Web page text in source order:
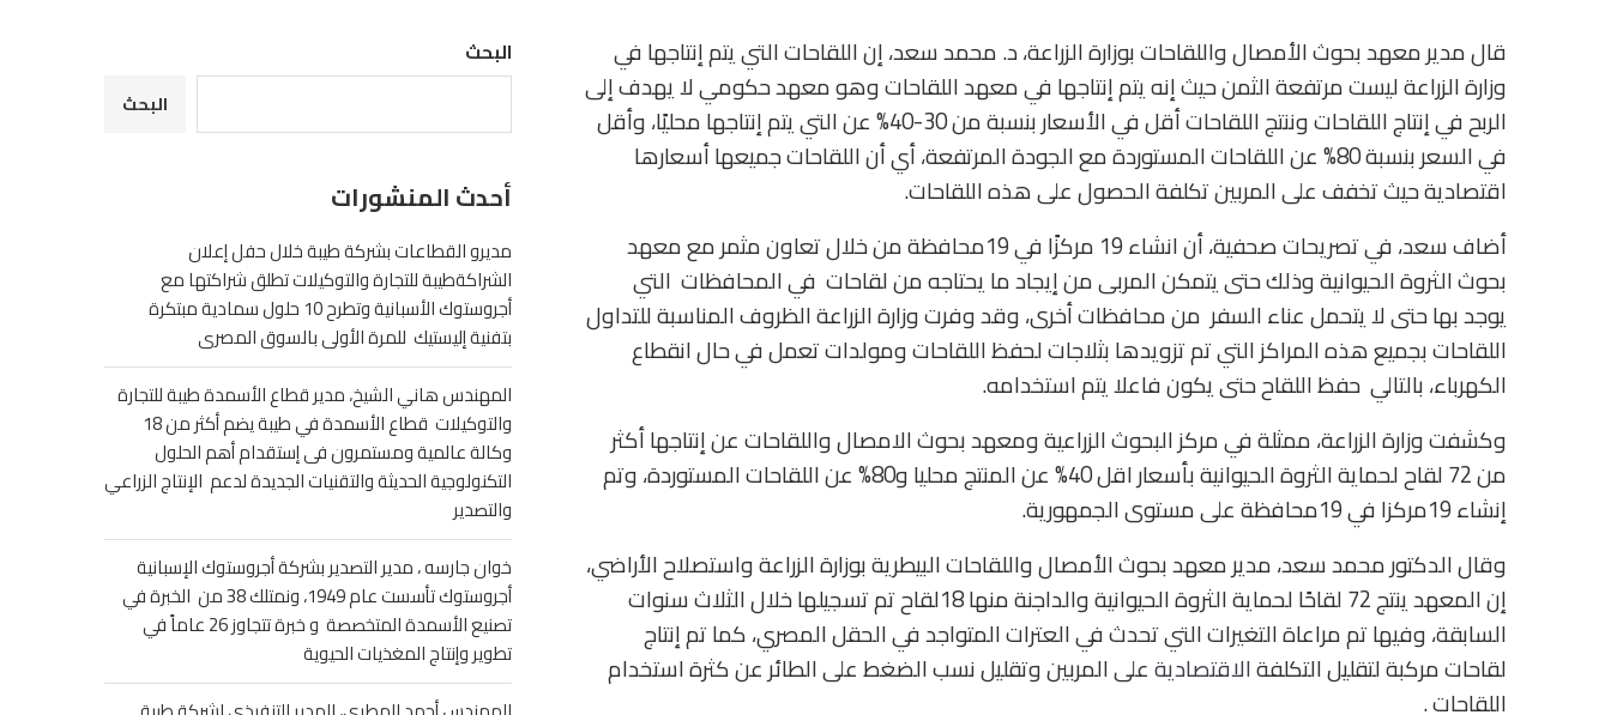
قال مدير معهد بحوث الأمصال واللقاحات بوزارة الزراعة، د. محمد سعد، إن اللقاحات التي يتم إنتاجها في
وزارة الزراعة ليست مرتفعة الثمن حيث إنه يتم إنتاجها في معهد اللقاحات وهو معهد حكومي لا يهدف إلى
الربح في إنتاج اللقاحات وننتج اللقاحات أقل في الأسعار بنسبة من 30-40% عن التي يتم إنتاجها محليًا، وأقل
في السعر بنسبة 80% عن اللقاحات المستوردة مع الجودة المرتفعة، أي أن اللقاحات جميعها أسعارها
اقتصادية حيث تخفف على المربين تكلفة الحصول على هذه اللقاحات.
أضاف سعد، في تصريحات صحفية، أن انشاء 19 مركزًا في 19محافظة من خلال تعاون مثمر مع معهد
بحوث الثروة الحيوانية وذلك حتى يتمكن المربى من إيجاد ما يحتاجه من لقاحات في المحافظات التي
يوجد بها حتى لا يتحمل عناء السفر من محافظات أخرى، وقد وفرت وزارة الزراعة الظروف المناسبة للتداول
اللقاحات بجميع هذه المراكز التي تم تزويدها بثلاجات لحفظ اللقاحات ومولدات تعمل في حال انقطاع
الكهرباء، بالتالي حفظ اللقاح حتى يكون فاعلا يتم استخدامه.
وكشفت وزارة الزراعة، ممثلة في مركز البحوث الزراعية ومعهد بحوث الامصال واللقاحات عن إنتاجها أكثر
من 72 لقاح لحماية الثروة الحيوانية بأسعار اقل 40% عن المنتج محليا و80% عن اللقاحات المستوردة، وتم
إنشاء 19مركزا في 19محافظة على مستوى الجمهورية.
وقال الدكتور محمد سعد، مدير معهد بحوث الأمصال واللقاحات البيطرية بوزارة الزراعة واستصلاح الأراضي،
إن المعهد ينتج 72 لقاحًا لحماية الثروة الحيوانية والداجنة منها 18لقاح تم تسجيلها خلال الثلاث سنوات
السابقة، وفيها تم مراعاة التغيرات التي تحدث في العترات المتواجد في الحقل المصري، كما تم إنتاج
لقاحات مركبة لتقليل التكلفةالاقتصاديةعلى المربين وتقليل نسب الضغط على الطائر عن كثرة استخدام
اللقاحات .
البحث
البحث
أحدث المنشورات
مديرو القطاعات بشركة طيبة خلال حفل إعلان
الشراكةطيبة للتجارة والتوكيلات تطلق شراكتها مع
أجروستوك الأسبانية وتطرح 10 حلول سمادية مبتكرة
بتفنية إليستيك للمرة الأولى بالسوق المصرى
المهندس هاني الشيخ، مدير قطاع الأسمدة طيبة للتجارة
والتوكيلات قطاع الأسمدة في طيبة يضم أكثر من 18
وكالة عالمية ومستمرون فى إستقدام أهم الحلول
التكنولوجية الحديثة والتقنيات الجديدة لدعم الإنتاج الزراعي
والتصدير
خوان جارسه ، مدير التصدير بشركة أجروستوك الإسبانية
أجروستوك تأسست عام 1949، ونمتلك 38 من الخبرة في
تصنيع الأسمدة المتخصصة و خبرة تتجاوز 26 عاماً في
تطوير وإنتاج المغذيات الحيوية